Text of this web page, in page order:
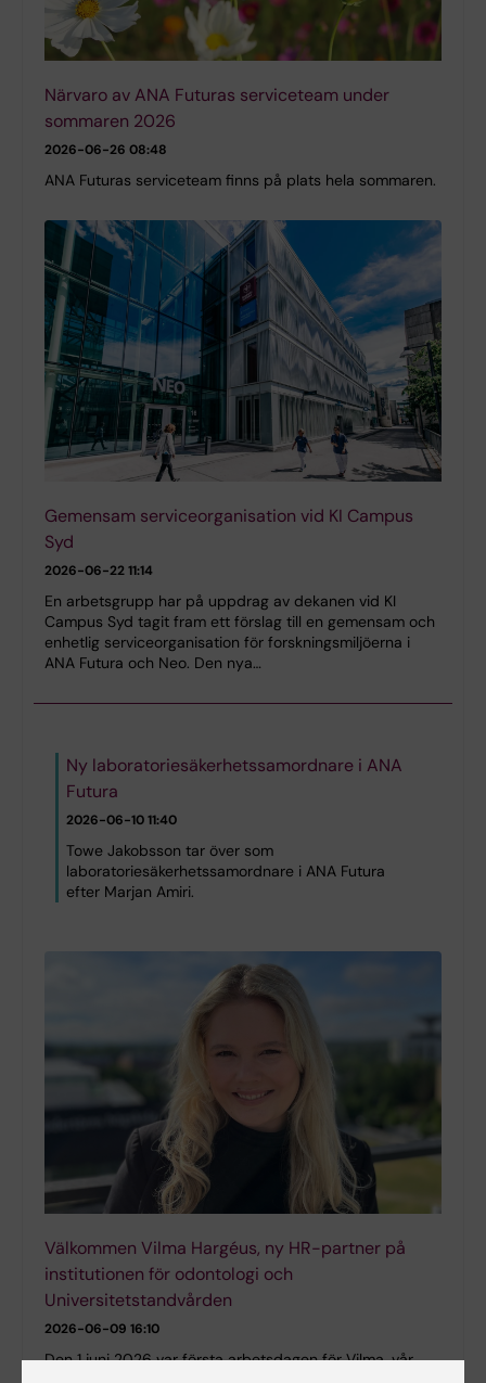
Närvaro av ANA Futuras serviceteam under
sommaren 2026
2026-06-26 08:48
ANA Futuras serviceteam finns på plats hela sommaren.
Gemensam serviceorganisation vid KI Campus
Syd
2026-06-22 11:14
En arbetsgrupp har på uppdrag av dekanen vid KI
Campus Syd tagit fram ett förslag till en gemensam och
enhetlig serviceorganisation för forskningsmiljöerna i
ANA Futura och Neo. Den nya…
Ny laboratoriesäkerhetssamordnare i ANA
Futura
2026-06-10 11:40
Towe Jakobsson tar över som
laboratoriesäkerhetssamordnare i ANA Futura
efter Marjan Amiri.
Välkommen Vilma Hargéus, ny HR-partner på
institutionen för odontologi och
Universitetstandvården
2026-06-09 16:10
Den 1 juni 2026 var första arbetsdagen för Vilma, vår